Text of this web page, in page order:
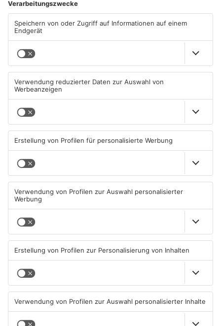
Mehr aus
Primaveraland
Schwimmbäder im
Primaveraland weisen teils
erhebliche Mängel auf
06.08.2026, 06:37 UHR IN
Waldbrandgefahr im
weiterhin sehr hoch